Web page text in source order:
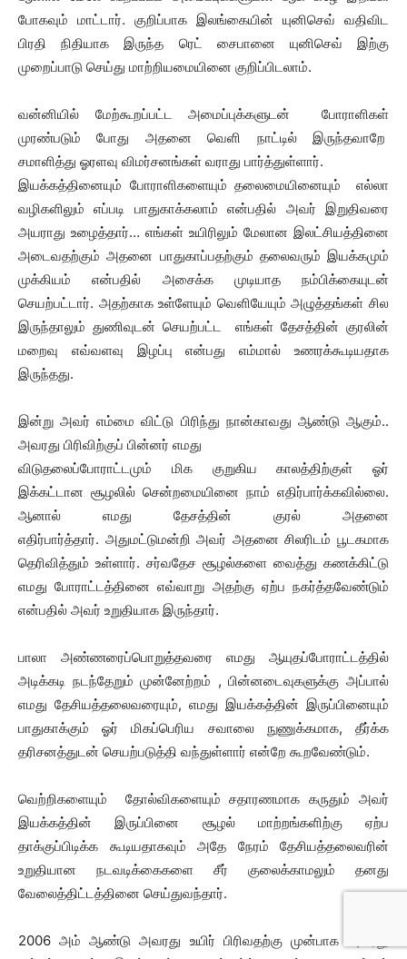
போகவும் மாட்டார். குறிப்பாக இலங்கையின் யுனிசெவ் வதிவிட
பிரதி நிதியாக இருந்த ரெட் சைபானை யுனிசெவ் இற்கு
முறைப்பாடு செய்து மாற்றியமையினை குறிப்பிடலாம்.
வன்னியில் மேற்கூறப்பட்ட அமைப்புக்களுடன் போராளிகள்
முரண்படும் போது அதனை வெளி நாட்டில் இருந்தவாறே
சமாளித்து ஓரளவு விமர்சனங்கள் வராது பார்த்துள்ளார்.
இயக்கத்தினையும் போராளிகளையும் தலைமையினையும் எல்லா
வழிகளிலும் எப்படி பாதுகாக்கலாம் என்பதில் அவர் இறுதிவரை
அயராது உழைத்தார்… எங்கள் உயிரிலும் மேலான இலட்சியத்தினை
அடைவதற்கும் அதனை பாதுகாப்பதற்கும் தலைவரும் இயக்கமும்
முக்கியம் என்பதில் அசைக்க முடியாத நம்பிக்கையுடன்
செயற்பட்டார். அதற்காக உள்ளேயும் வெளியேயும் அழுத்தங்கள் சில
இருந்தாலும் துணிவுடன் செயற்பட்ட எங்கள் தேசத்தின் குரலின்
மறைவு எவ்வளவு இழப்பு என்பது எம்மால் உணரக்கூடியதாக
இருந்தது.
இன்று அவர் எம்மை விட்டு பிரிந்து நான்காவது ஆண்டு ஆகும்..
அவரது பிரிவிற்குப் பின்னர் எமது
விடுதலைப்போராட்டமும் மிக குறுகிய காலத்திற்குள் ஓர்
இக்கட்டான சூழலில் சென்றமையினை நாம் எதிர்பார்க்கவில்லை.
ஆனால் எமது தேசத்தின் குரல் அதனை
எதிர்பார்த்தார். அதுமட்டுமன்றி அவர் அதனை சிலரிடம் பூடகமாக
தெரிவித்தும் உள்ளார். சர்வதேச சூழல்களை வைத்து கணக்கிட்டு
எமது போராட்டத்தினை எவ்வாறு அதற்கு ஏற்ப நகர்த்தவேண்டும்
என்பதில் அவர் உறுதியாக இருந்தார்.
பாலா அண்ணரைப்பொறுத்தவரை எமது ஆயுதப்போராட்டத்தில்
அடிக்கடி நடந்தேறும் முன்னேற்றம் , பின்னடைவுகளுக்கு அப்பால்
எமது தேசியத்தலைவரையும், எமது இயக்கத்தின் இருப்பினையும்
பாதுகாக்கும் ஓர் மிகப்பெரிய சவாலை நுணுக்கமாக, தீர்க்க
தரிசனத்துடன் செயற்படுத்தி வந்துள்ளார் என்றே கூறவேண்டும்.
வெற்றிகளையும் தோல்விகளையும் சதாரணமாக கருதும் அவர்
இயக்கத்தின் இருப்பினை சூழல் மாற்றங்களிற்கு ஏற்ப
தாக்குப்பிடிக்க கூடியதாகவும் அதே நேரம் தேசியத்தலைவரின்
உறுதியான நடவடிக்கைகளை சீர் குலைக்காமலும் தனது
வேலைத்திட்டத்தினை செய்துவந்தார்.
2006 அம் ஆண்டு அவரது உயிர் பிரிவதற்கு முன்பாக அவரது